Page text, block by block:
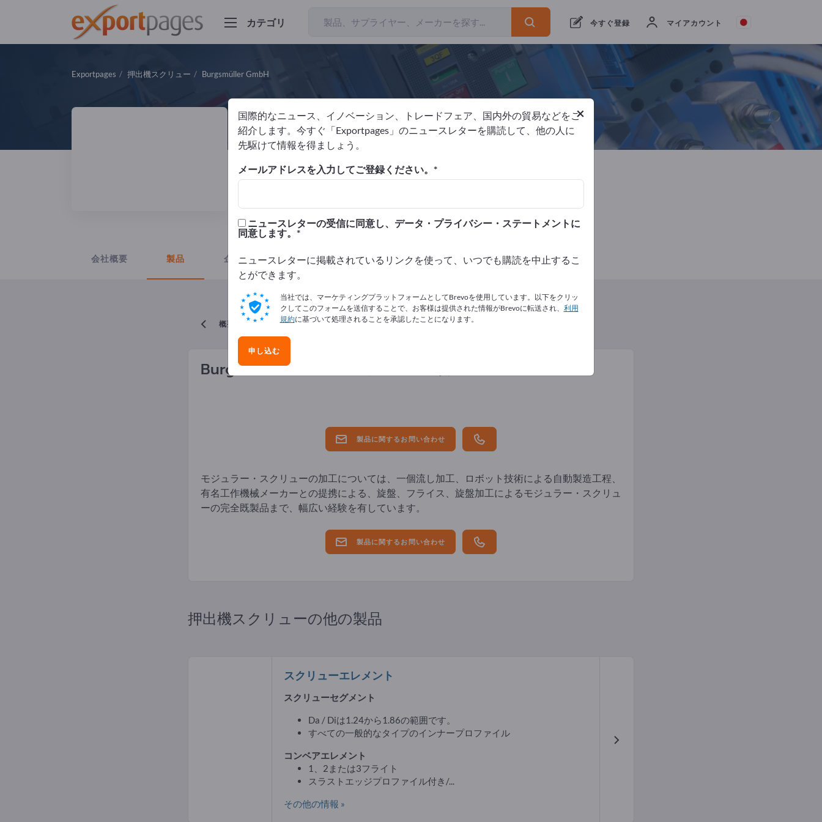
カテゴリ 今すぐ登録 マイアカウント
Exportpages 押出機スクリュー Burgsmüller GmbH
Burgsmüller GmbH
製造元 ドイツ Website
会社概要 製品 企業ニュース 広告
ISO
概要に戻る
Burgsmüller GmbHのモジュール式ワーム
製品に関するお問い合わせ
モジュラー・スクリューの加工については、一個流し加工、ロボット技術による自動製造工程、
有名工作機械メーカーとの提携による、旋盤、フライス、旋盤加工によるモジュラー・スクリュ
ーの完全既製品まで、幅広い経験を有しています。
製品に関するお問い合わせ
押出機スクリューの他の製品
スクリューエレメント
スクリューセグメント
Da / Diは1.24から1.86の範囲です。
すべての一般的なタイプのインナープロファイル
コンベアエレメント
1、2または3フライト
スラストエッジプロファイル付き/...
その他の情報 »
×
国際的なニュース、イノベーション、トレードフェア、国内外の貿易などをご
紹介します。今すぐ「Exportpages」のニュースレターを購読して、他の人に
先駆けて情報を得ましょう。
メールアドレスを入力してご登録ください。
ニュースレターの受信に同意し、データ・プライバシー・ステートメントに
同意します。
ニュースレターに掲載されているリンクを使って、いつでも購読を中止するこ
とができます。
当社では、マーケティングプラットフォームとしてBrevoを使用しています。以下をクリッ
クしてこのフォームを送信することで、お客様は提供された情報がBrevoに転送され、 利用
規約に基づいて処理されることを承認したことになります。
申し込む